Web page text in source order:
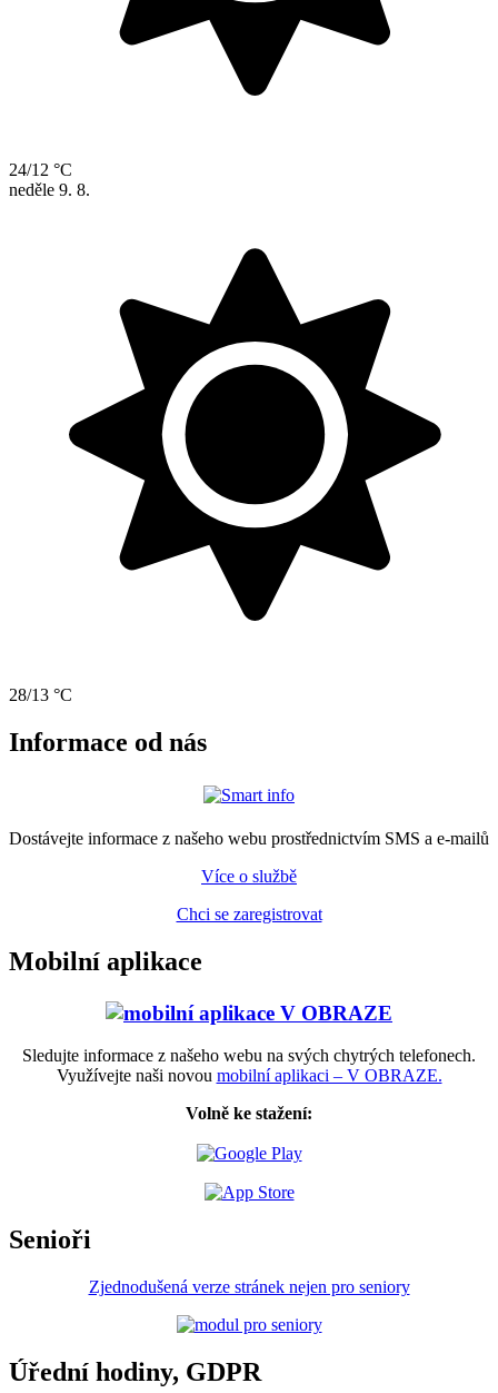
24/12 °C
neděle 9. 8.
28/13 °C
Informace od nás
Dostávejte informace z našeho webu prostřednictvím SMS a e-mailů
Více o službě
Chci se zaregistrovat
Mobilní aplikace
Sledujte informace z našeho webu na svých chytrých telefonech.
Využívejte naši novou mobilní aplikaci – V OBRAZE.
Volně ke stažení:
Senioři
Zjednodušená verze stránek nejen pro seniory
Úřední hodiny, GDPR